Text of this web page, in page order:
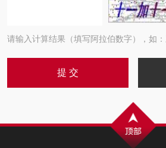
请输入计算结果（填写阿拉伯数字），如